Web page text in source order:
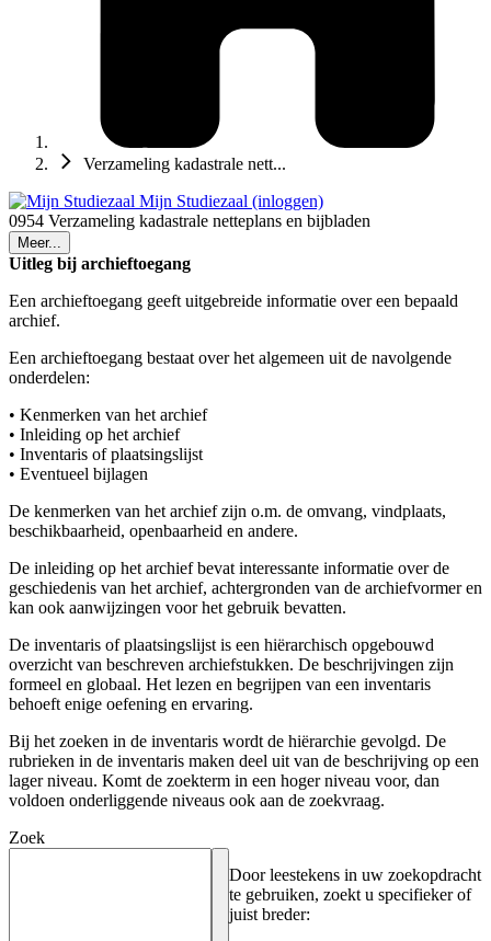
Verzameling kadastrale nett...
Mijn Studiezaal (inloggen)
0954 Verzameling kadastrale netteplans en bijbladen
Meer...
Uitleg bij archieftoegang
Een archieftoegang geeft uitgebreide informatie over een bepaald
archief.
Een archieftoegang bestaat over het algemeen uit de navolgende
onderdelen:
• Kenmerken van het archief
• Inleiding op het archief
• Inventaris of plaatsingslijst
• Eventueel bijlagen
De kenmerken van het archief zijn o.m. de omvang, vindplaats,
beschikbaarheid, openbaarheid en andere.
De inleiding op het archief bevat interessante informatie over de
geschiedenis van het archief, achtergronden van de archiefvormer en
kan ook aanwijzingen voor het gebruik bevatten.
De inventaris of plaatsingslijst is een hiërarchisch opgebouwd
overzicht van beschreven archiefstukken. De beschrijvingen zijn
formeel en globaal. Het lezen en begrijpen van een inventaris
behoeft enige oefening en ervaring.
Bij het zoeken in de inventaris wordt de hiërarchie gevolgd. De
rubrieken in de inventaris maken deel uit van de beschrijving op een
lager niveau. Komt de zoekterm in een hoger niveau voor, dan
voldoen onderliggende niveaus ook aan de zoekvraag.
Zoek
Door leestekens in uw zoekopdracht
te gebruiken, zoekt u specifieker of
juist breder: